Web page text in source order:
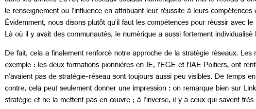
le renseignement ou l’influence en attribuant leur réussite à leurs
Évidemment, nous disons plutôt qu’il faut les compétences pour réussir
Là où il y avait des communautés, le numérique a aussi fortement
De fait, cela a finalement renforcé notre approche de la stratégie réseaux.
exemple : les deux formations pionnières en IE, l’EGE et l’IAE Poitiers, ont
n’avaient pas de stratégie-réseau sont toujours aussi peu visibles. De
contre, cela peut seulement donner une impression : on remarque bien sur
stratégie et ne la mettent pas en œuvre ; à l’inverse, il y a ceux qui savent